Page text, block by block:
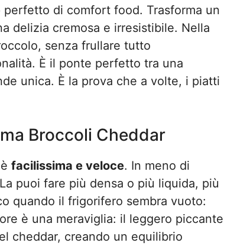
perfetto di comfort food. Trasforma un
delizia cremosa e irresistibile. Nella
senza frullare tutto
È il ponte perfetto tra una
unica. È la prova che a volte, i piatti
Broccoli Cheddar
facilissima e veloce. In meno di
puoi fare più densa o più liquida, più
quando il frigorifero sembra vuoto:
è una meraviglia: il leggero piccante
cheddar, creando un equilibrio